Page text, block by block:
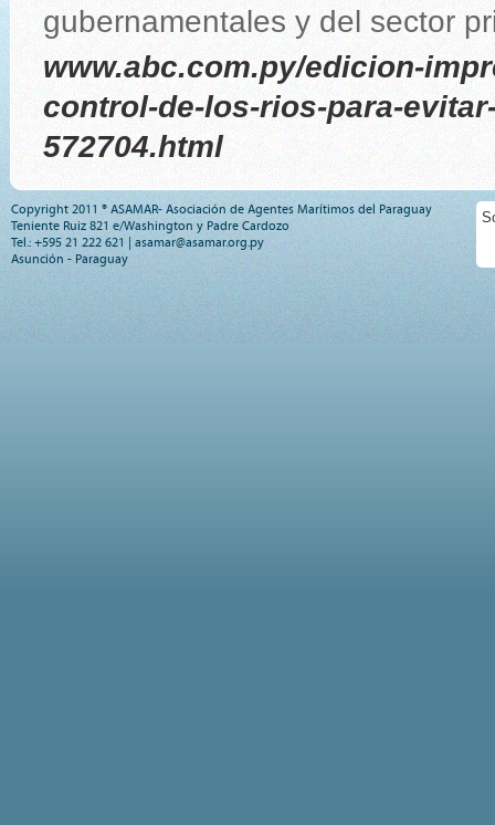
gubernamentales y del sector
www.abc.com.py/edicion-
control-de-los-rios-para-
572704.html
Copyright 2011 ® ASAMAR- Asociación de Agentes Marítimos del Paraguay
Teniente Ruiz 821 e/Washington y Padre Cardozo
Tel.: +595 21 222 621 | asamar@asamar.org.py
Asunción - Paraguay